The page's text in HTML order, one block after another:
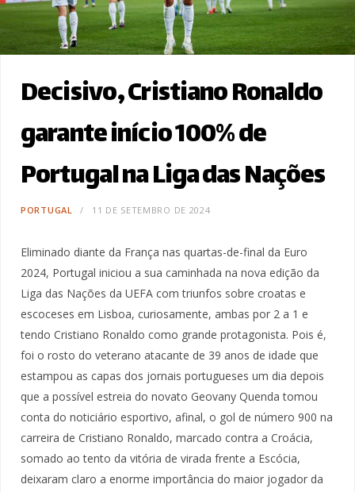
Decisivo, Cristiano Ronaldo
garante início 100% de
Portugal na Liga das Nações
PORTUGAL 11 DE SETEMBRO DE 2024
Eliminado diante da França nas quartas-de-final da Euro
2024, Portugal iniciou a sua caminhada na nova edição da
Liga das Nações da UEFA com triunfos sobre croatas e
escoceses em Lisboa, curiosamente, ambas por 2 a 1 e
tendo Cristiano Ronaldo como grande protagonista. Pois é,
foi o rosto do veterano atacante de 39 anos de idade que
estampou as capas dos jornais portugueses um dia depois
que a possível estreia do novato Geovany Quenda tomou
conta do noticiário esportivo, afinal, o gol de número 900 na
carreira de Cristiano Ronaldo, marcado contra a Croácia,
somado ao tento da vitória de virada frente a Escócia,
deixaram claro a enorme importância do maior jogador da